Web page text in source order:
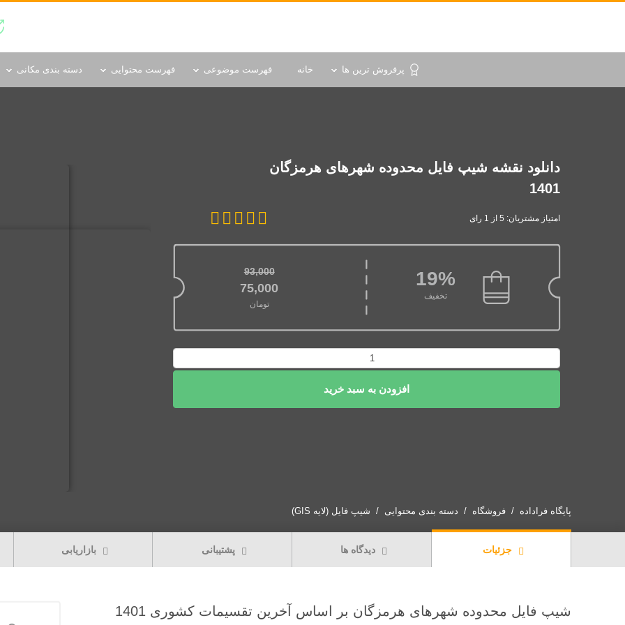
پرفروش ترین ها خانه فهرست موضوعی فهرست محتوایی دسته بندی مکانی
دانلود نقشه شیپ فایل محدوده شهرهای هرمزگان
1401
امتیاز مشتریان: 5 از 1 رای
19%
تخفیف
93,000
قیمت اصلی: 93,000تومان بود.
75,000
تومان
نقشه
فایل
افزودن به سبد خرید
پایگاه فراداده فروشگاه دسته بندی محتوایی شیپ فایل (لایه GIS)
جزئیات دیدگاه ها پشتیبانی بازاریابی
شیپ فایل محدوده شهرهای هرمزگان بر اساس آخرین تقسیمات کشوری 1401